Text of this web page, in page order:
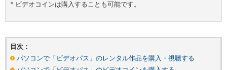
* ビデオコインは購入することも可能です。
目次：
パソコンで「ビデオパス」のレンタル作品を購入・視聴する